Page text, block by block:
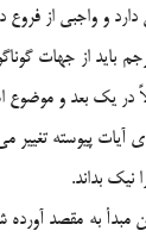
و واجبي از فروع
بايد از جهات
در يك بعد و
آيات پيوسته
بداند.
به مقصد